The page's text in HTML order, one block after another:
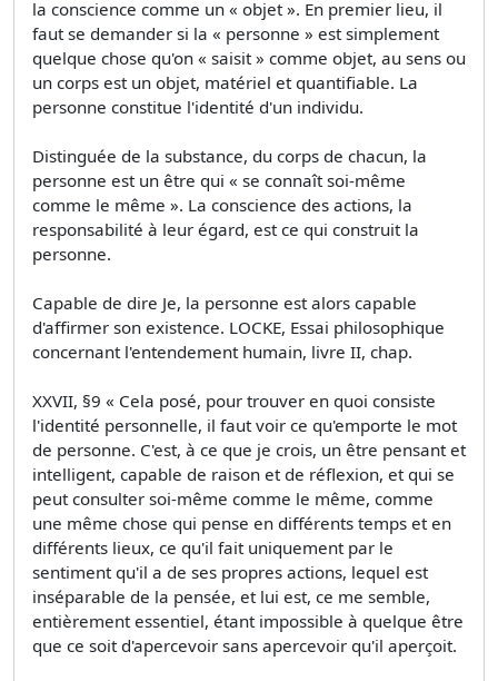
la conscience comme un « objet ». En premier lieu, il
faut se demander si la « personne » est simplement
quelque chose qu'on « saisit » comme objet, au sens ou
un corps est un objet, matériel et quantifiable. La
personne constitue l'identité d'un individu.
Distinguée de la substance, du corps de chacun, la
personne est un être qui « se connaît soi-même
comme le même ». La conscience des actions, la
responsabilité à leur égard, est ce qui construit la
personne.
Capable de dire Je, la personne est alors capable
d'affirmer son existence. LOCKE, Essai philosophique
concernant l'entendement humain, livre II, chap.
XXVII, §9 « Cela posé, pour trouver en quoi consiste
l'identité personnelle, il faut voir ce qu'emporte le mot
de personne. C'est, à ce que je crois, un être pensant et
intelligent, capable de raison et de réflexion, et qui se
peut consulter soi-même comme le même, comme
une même chose qui pense en différents temps et en
différents lieux, ce qu'il fait uniquement par le
sentiment qu'il a de ses propres actions, lequel est
inséparable de la pensée, et lui est, ce me semble,
entièrement essentiel, étant impossible à quelque être
que ce soit d'apercevoir sans apercevoir qu'il aperçoit.